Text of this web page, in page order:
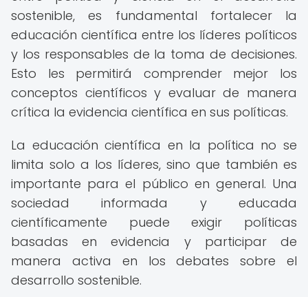
sostenible, es fundamental fortalecer la
educación científica entre los líderes políticos
y los responsables de la toma de decisiones.
Esto les permitirá comprender mejor los
conceptos científicos y evaluar de manera
crítica la evidencia científica en sus políticas.
La educación científica en la política no se
limita solo a los líderes, sino que también es
importante para el público en general. Una
sociedad informada y educada
científicamente puede exigir políticas
basadas en evidencia y participar de
manera activa en los debates sobre el
desarrollo sostenible.